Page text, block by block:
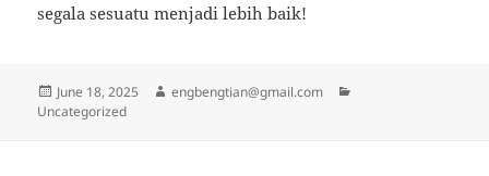
segala sesuatu menjadi lebih baik!
Posted
on
June 18, 2025 Author
engbengtian@gmail.com
Uncategorized